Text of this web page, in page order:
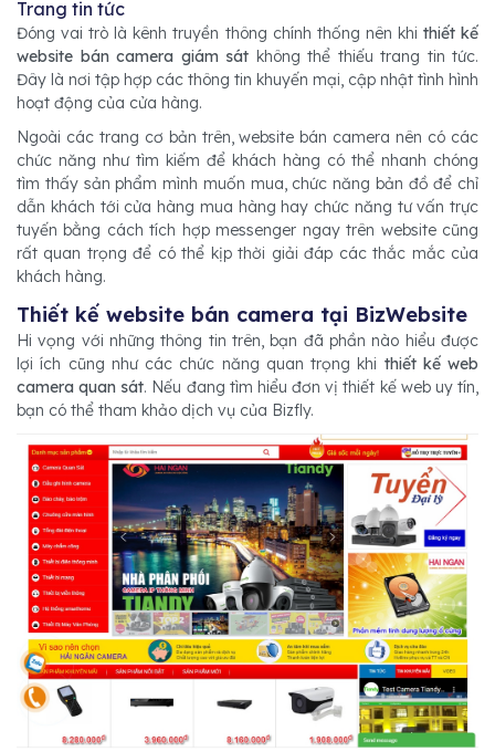
Trang tin tức
Đóng vai trò là kênh truyền thông chính thống nên khi thiết kế
website bán camera giám sát không thể thiếu trang tin tức.
Đây là nơi tập hợp các thông tin khuyến mại, cập nhật tình hình
hoạt động của cửa hàng.
Ngoài các trang cơ bản trên, website bán camera nên có các
chức năng như tìm kiếm để khách hàng có thể nhanh chóng
tìm thấy sản phẩm mình muốn mua, chức năng bản đồ để chỉ
dẫn khách tới cửa hàng mua hàng hay chức năng tư vấn trực
tuyến bằng cách tích hợp messenger ngay trên website cũng
rất quan trọng để có thể kịp thời giải đáp các thắc mắc của
khách hàng.
Thiết kế website bán camera tại BizWebsite
Hi vọng với những thông tin trên, bạn đã phần nào hiểu được
lợi ích cũng như các chức năng quan trọng khi thiết kế web
camera quan sát. Nếu đang tìm hiểu đơn vị thiết kế web uy tín,
bạn có thể tham khảo dịch vụ của Bizfly.